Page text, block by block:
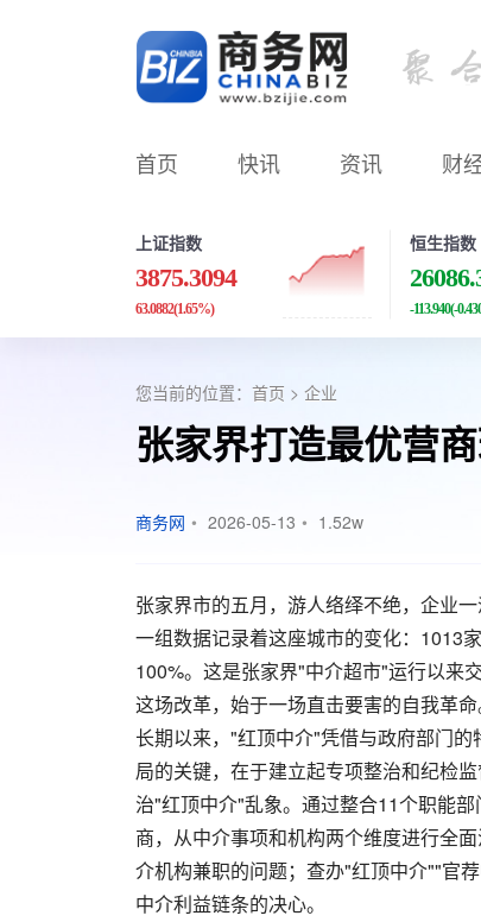
首页 快讯 资讯 财
上证指数
3875.3094
63.0882(1.65%)
恒生指数
-113.940(-
您当前的位置： 首页 > 企业
张家界打造最优营
商务网 • 2026-05-13 • 1.52w
张家界市的五月，游人络绎不绝，企业一
一组数据记录着这座城市的变化：1013
100%。这是张家界"中介超市"运行以来
这场改革，始于一场直击要害的自我革命
长期以来，"红顶中介"凭借与政府部门
局的关键，在于建立起专项整治和纪检
治"红顶中介"乱象。通过整合11个职能
商，从中介事项和机构两个维度进行全
介机构兼职的问题；查办"红顶中介""官
中介利益链条的决心。